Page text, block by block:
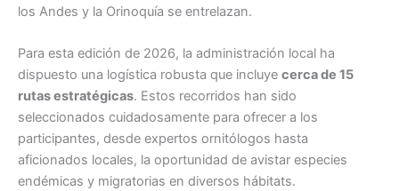
los Andes y la Orinoquía se entrelazan.
Para esta edición de 2026, la administración local ha
dispuesto una logística robusta que incluye cerca de 15
rutas estratégicas. Estos recorridos han sido
seleccionados cuidadosamente para ofrecer a los
participantes, desde expertos ornitólogos hasta
aficionados locales, la oportunidad de avistar especies
endémicas y migratorias en diversos hábitats.